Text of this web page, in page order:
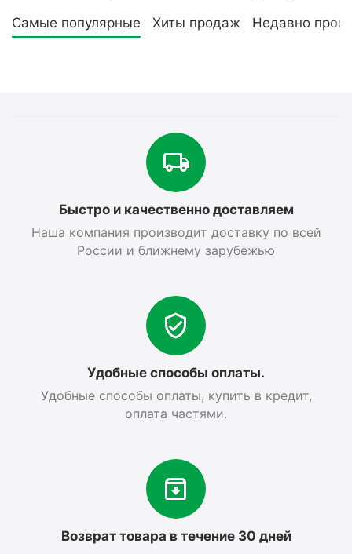
Самые популярные Хиты продаж Недавно
Быстро и качественно доставляем
Наша компания производит доставку по всей
России и ближнему зарубежью
Удобные способы оплаты.
Удобные способы оплаты, купить в кредит,
оплата частями.
Возврат товара в течение 30 дней